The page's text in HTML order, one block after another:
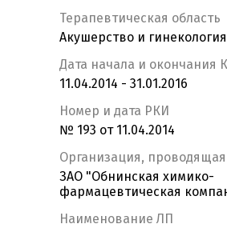
Терапевтическая область
Акушерство и гинекология
Дата начала и окончания
11.04.2014 - 31.01.2016
Номер и дата РКИ
№ 193 от 11.04.2014
Организация,
ЗАО "Обнинская химико-
фармацевтическая
Наименование ЛП